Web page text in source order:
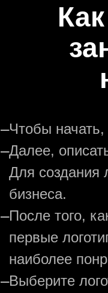
—Чтобы
—Далее,
Для создания
бизнеса.
—После того,
первые
наиболее
—Выберите